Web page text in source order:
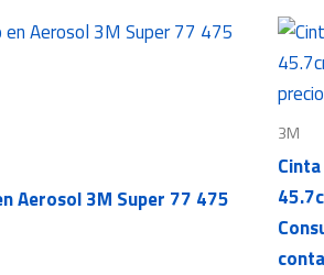
Aerosol 3M Super 77 475
3M